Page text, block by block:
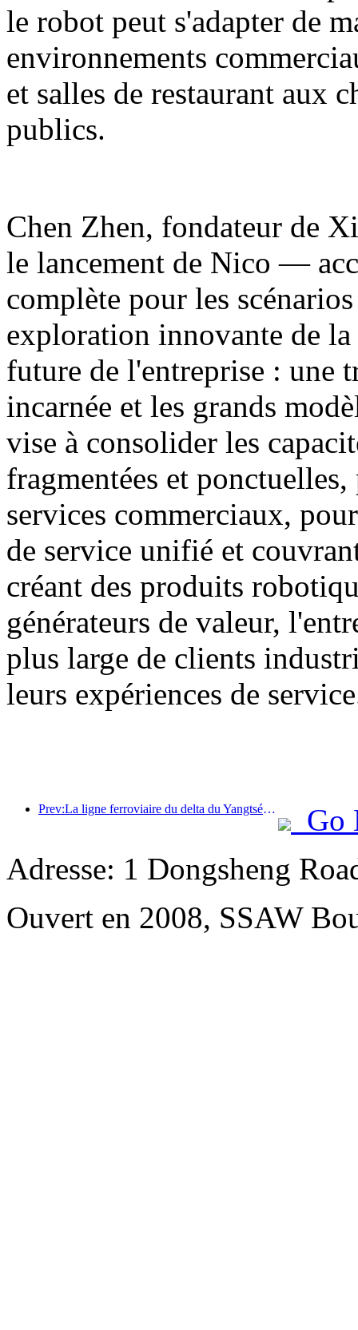
le robot peut s'adapter de
environnements
et salles de restaurant aux
publics.
Chen Zhen, fondateur de
le lancement de Nico —
complète pour les
exploration innovante de
future de l'entreprise : une
incarnée et les grands
vise à consolider les
fragmentées et ponctuelles,
services commerciaux,
de service unifié et
créant des produits
générateurs de valeur,
plus large de clients
leurs expériences de
Prev:La ligne ferroviaire du delta du Yangtsé a transporté plus de 21,38 millions de passagers pendant les vacances du 1er mai.
Go
Adresse: 1 Dongsheng
Ouvert en 2008, SSAW